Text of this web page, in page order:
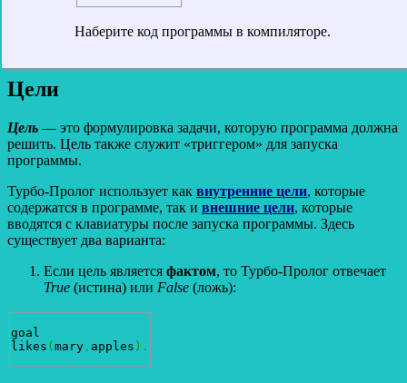
Наберите код программы в компиляторе.
Цели
Цель — это формулировка задачи, которую программа должна
решить. Цель также служит «триггером» для запуска
программы.
Турбо-Пролог использует как внутренние цели, которые
содержатся в программе, так и внешние цели, которые
вводятся с клавиатуры после запуска программы. Здесь
существует два варианта:
Если цель является фактом, то Турбо-Пролог отвечает
True (истина) или False (ложь):
goal
likes (mary , apples ) .